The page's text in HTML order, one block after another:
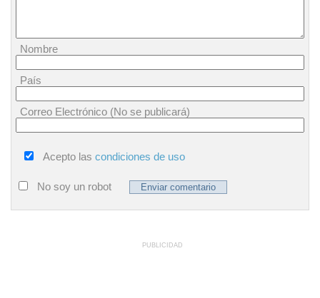
Nombre
País
Correo Electrónico (No se publicará)
Acepto las condiciones de uso
No soy un robot
PUBLICIDAD